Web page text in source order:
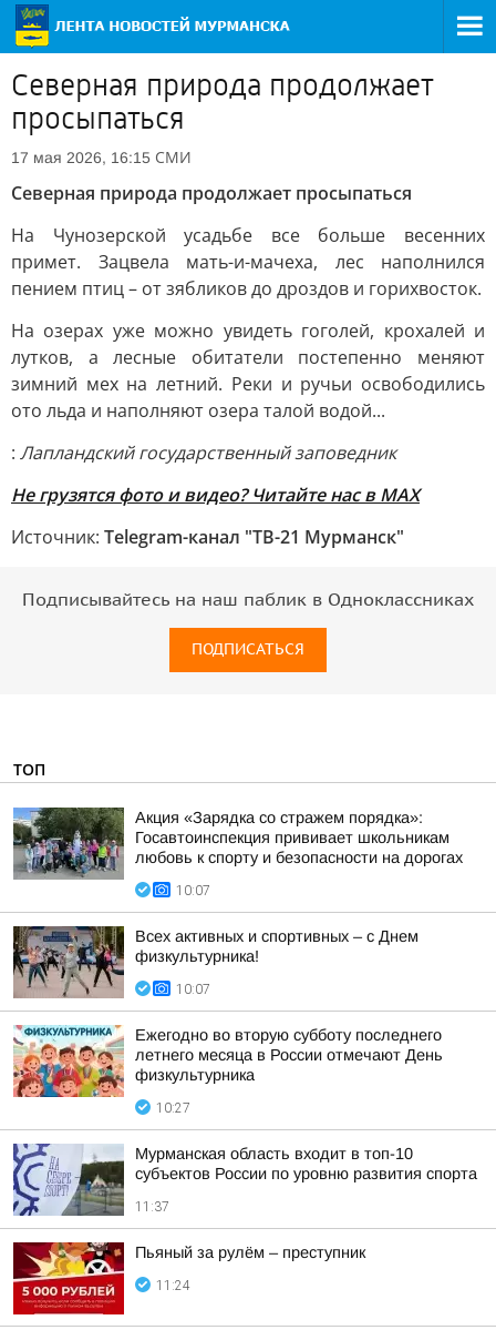
Северная природа продолжает
просыпаться
17 мая 2026, 16:15 СМИ
Северная природа продолжает просыпаться
На Чунозерской усадьбе все больше весенних
примет. Зацвела мать-и-мачеха, лес наполнился
пением птиц – от зябликов до дроздов и горихвосток.
На озерах уже можно увидеть гоголей, крохалей и
лутков, а лесные обитатели постепенно меняют
зимний мех на летний. Реки и ручьи освободились
ото льда и наполняют озера талой водой...
: Лапландский государственный заповедник
Не грузятся фото и видео? Читайте нас в MAX
Источник: Telegram-канал "ТВ-21 Мурманск"
Подписывайтесь на наш паблик в Одноклассниках
ПОДПИСАТЬСЯ
ТОП
Акция «Зарядка со стражем порядка»:
Госавтоинспекция прививает школьникам
любовь к спорту и безопасности на дорогах
10:07
Всех активных и спортивных – с Днем
физкультурника!
10:07
Ежегодно во вторую субботу последнего
летнего месяца в России отмечают День
физкультурника
10:27
Мурманская область входит в топ-10
субъектов России по уровню развития спорта
11:37
Пьяный за рулём – преступник
11:24